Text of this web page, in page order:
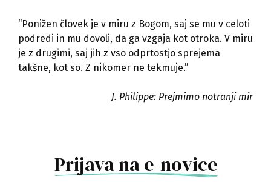
“Ponižen človek je v miru z Bogom, saj se mu v celoti
podredi in mu dovoli, da ga vzgaja kot otroka. V miru
je z drugimi, saj jih z vso odprtostjo sprejema
takšne, kot so. Z nikomer ne tekmuje.”
J. Philippe: Prejmimo notranji mir
Prijava na e-novice